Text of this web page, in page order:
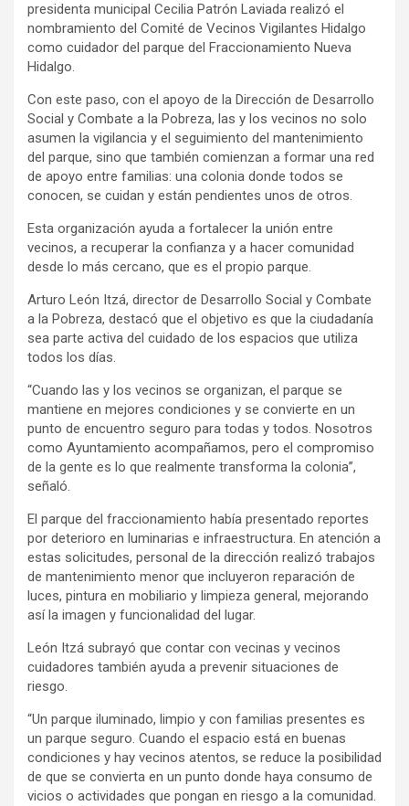
presidenta municipal Cecilia Patrón Laviada realizó el
nombramiento del Comité de Vecinos Vigilantes Hidalgo
como cuidador del parque del Fraccionamiento Nueva
Hidalgo.
Con este paso, con el apoyo de la Dirección de Desarrollo
Social y Combate a la Pobreza, las y los vecinos no solo
asumen la vigilancia y el seguimiento del mantenimiento
del parque, sino que también comienzan a formar una red
de apoyo entre familias: una colonia donde todos se
conocen, se cuidan y están pendientes unos de otros.
Esta organización ayuda a fortalecer la unión entre
vecinos, a recuperar la confianza y a hacer comunidad
desde lo más cercano, que es el propio parque.
Arturo León Itzá, director de Desarrollo Social y Combate
a la Pobreza, destacó que el objetivo es que la ciudadanía
sea parte activa del cuidado de los espacios que utiliza
todos los días.
“Cuando las y los vecinos se organizan, el parque se
mantiene en mejores condiciones y se convierte en un
punto de encuentro seguro para todas y todos. Nosotros
como Ayuntamiento acompañamos, pero el compromiso
de la gente es lo que realmente transforma la colonia”,
señaló.
El parque del fraccionamiento había presentado reportes
por deterioro en luminarias e infraestructura. En atención a
estas solicitudes, personal de la dirección realizó trabajos
de mantenimiento menor que incluyeron reparación de
luces, pintura en mobiliario y limpieza general, mejorando
así la imagen y funcionalidad del lugar.
León Itzá subrayó que contar con vecinas y vecinos
cuidadores también ayuda a prevenir situaciones de
riesgo.
“Un parque iluminado, limpio y con familias presentes es
un parque seguro. Cuando el espacio está en buenas
condiciones y hay vecinos atentos, se reduce la posibilidad
de que se convierta en un punto donde haya consumo de
vicios o actividades que pongan en riesgo a la comunidad.